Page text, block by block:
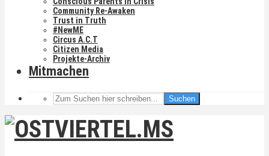
Community Re-Awaken
Trust in Truth
#NewME
Circus A.C.T
Citizen Media
Projekte-Archiv
Mitmachen
Suchen